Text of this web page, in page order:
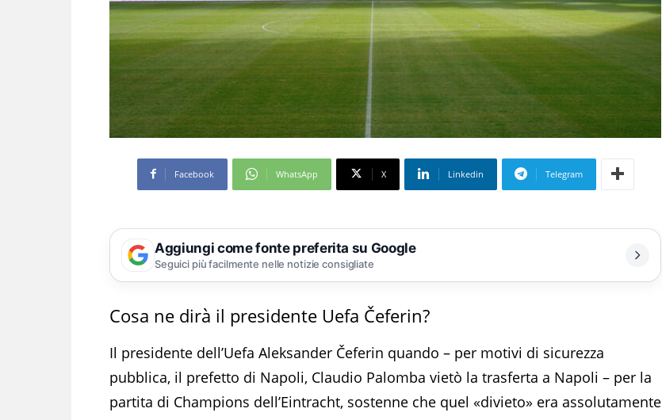
Facebook WhatsApp X Linkedin Telegram
Aggiungi come fonte preferita su Google
Seguici più facilmente nelle notizie consigliate
Cosa ne dirà il presidente Uefa Čeferin?
Il presidente dell’Uefa Aleksander Čeferin quando – per motivi di sicurezza
pubblica, il prefetto di Napoli, Claudio Palomba vietò la trasferta a Napoli – per la
partita di Champions dell’Eintracht, sostenne che quel «divieto» era assolutamente